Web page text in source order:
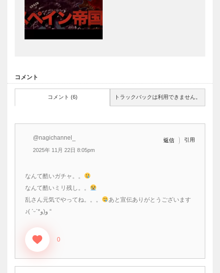
コメント
コメント (6) トラックバックは利用できません。
@nagichannel_
2025年 11月 22日 8:05pm
返信 引用
なんて酷いガチャ。。
なんて酷いミリ残し。。
乱さん元気でやってね。。。
‎あと宣伝ありがとうございます
♪( ˊᵕˋ*و(و “
0